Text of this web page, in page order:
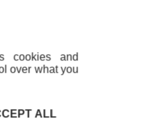
cookies and
over what you
ALL